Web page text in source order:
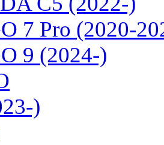
7 Pro (2020-
9 (2024-)
)